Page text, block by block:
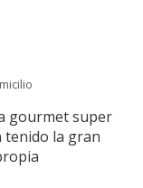
gourmet super
tenido la gran